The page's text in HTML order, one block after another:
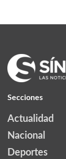
Secciones
Actualidad
Nacional
Deportes